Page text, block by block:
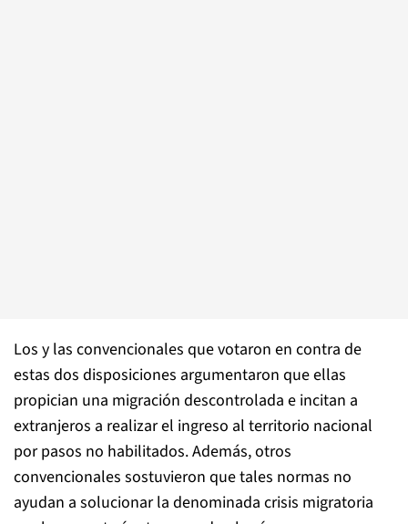
Los y las convencionales que votaron en contra de
estas dos disposiciones argumentaron que ellas
propician una migración descontrolada e incitan a
extranjeros a realizar el ingreso al territorio nacional
por pasos no habilitados. Además, otros
convencionales sostuvieron que tales normas no
ayudan a solucionar la denominada crisis migratoria